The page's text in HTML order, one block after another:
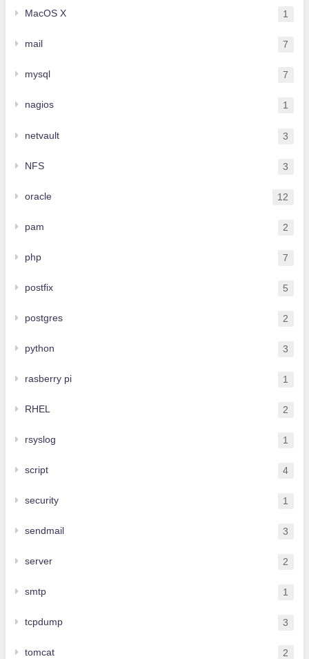
MacOS X 1
mail 7
mysql 7
nagios 1
netvault 3
NFS 3
oracle 12
pam 2
php 7
postfix 5
postgres 2
python 3
rasberry pi 1
RHEL 2
rsyslog 1
script 4
security 1
sendmail 3
server 2
smtp 1
tcpdump 3
tomcat 2